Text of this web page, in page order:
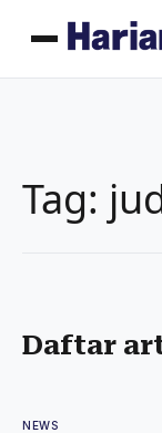
Tag:
Daftar
NEWS